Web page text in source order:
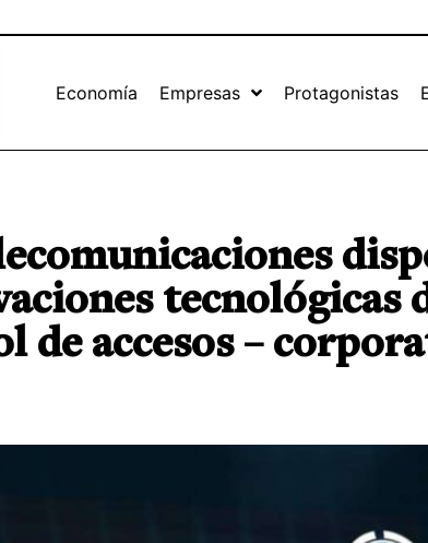
Economía Empresas Protagonistas
tecnológicas
de accesos –